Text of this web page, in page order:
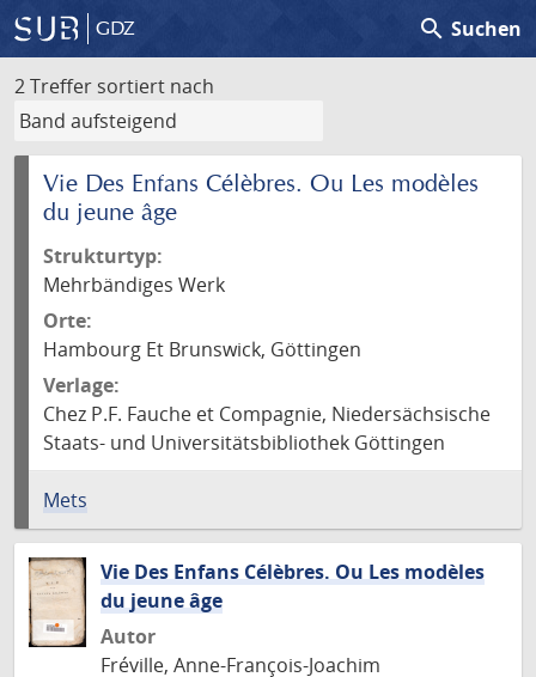
GDZ search Suchen
2 Treffer sortiert nach
Vie Des Enfans Célèbres. Ou Les modèles
du jeune âge
Strukturtyp:
Mehrbändiges Werk
Orte:
Hambourg Et Brunswick, Göttingen
Verlage:
Chez P.F. Fauche et Compagnie, Niedersächsische
Staats- und Universitätsbibliothek Göttingen
Mets
Vie Des Enfans Célèbres. Ou Les modèles
du jeune âge
Autor
Fréville, Anne-François-Joachim